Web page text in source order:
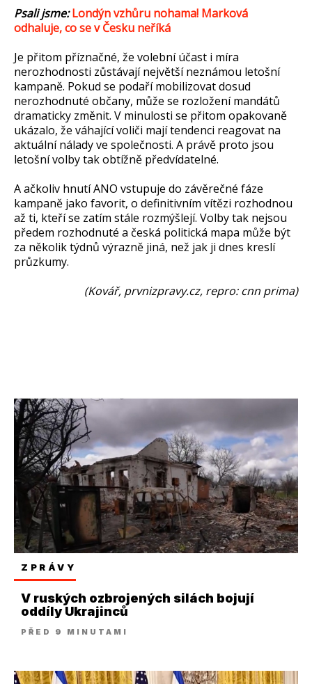
Psali jsme:Londýn vzhůru nohama! Marková
odhaluje, co se v Česku neříká
Je přitom příznačné, že volební účast i míra
nerozhodnosti zůstávají největší neznámou letošní
kampaně. Pokud se podaří mobilizovat dosud
nerozhodnuté občany, může se rozložení mandátů
dramaticky změnit. V minulosti se přitom opakovaně
ukázalo, že váhající voliči mají tendenci reagovat na
aktuální nálady ve společnosti. A právě proto jsou
letošní volby tak obtížně předvídatelné.
A ačkoliv hnutí ANO vstupuje do závěrečné fáze
kampaně jako favorit, o definitivním vítězi rozhodnou
až ti, kteří se zatím stále rozmýšlejí. Volby tak nejsou
předem rozhodnuté a česká politická mapa může být
za několik týdnů výrazně jiná, než jak ji dnes kreslí
průzkumy.
(Kovář, prvnizpravy.cz, repro: cnn prima)
ZPRÁVY
V ruských ozbrojených silách bojují
oddíly Ukrajinců
PŘED 9 MINUTAMI